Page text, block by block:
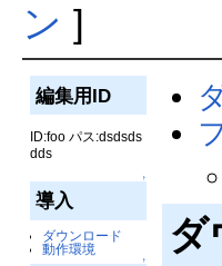
ン ]
編集用ID
ID:foo パス:dsdsds
dds
↑
導入
ダウンロード
動作環境
↑
ダ